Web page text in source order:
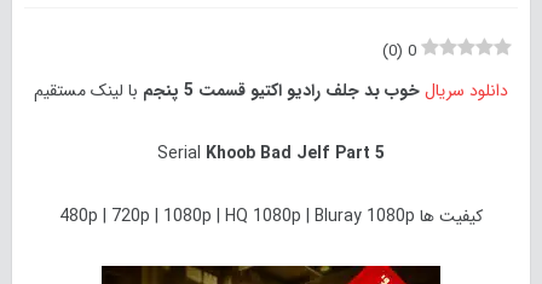
0
(
0
)
دانلود سریالخوب بد جلف رادیو اکتیو قسمت 5 پنجم با لینک مستقیم
Serial Khoob Bad Jelf Part 5
کیفیت ها 480p | 720p | 1080p | HQ 1080p | Bluray 1080p